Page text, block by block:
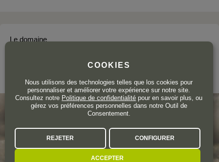
Le domaine
MASSERIA TAGARO
Puglia
COOKIES
Nous utilisons des technologies telles que los cookies pour
personnaliser et améliorer votre expérience sur notre site.
Consultez notre Politique de confidentialité pour en savoir plus, ou
gérez vos préférences personnelles dans notre Outil de
Consentement.
REJETER CONFIGURER
ACCEPTER